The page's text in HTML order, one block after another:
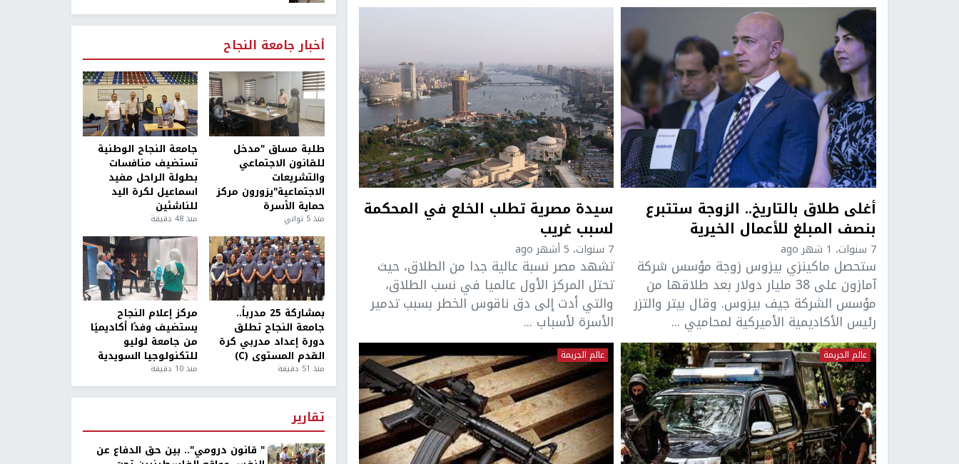
أغلى طلاق بالتاريخ.. الزوجة ستتبرع
بنصف المبلغ للأعمال الخيرية
7 سنوات، 1 شهر ago
ستحصل ماكينزي بيزوس زوجة مؤسس شركة
آمازون على 38 مليار دولار بعد طلاقها من
مؤسس الشركة جيف بيزوس. وقال بيتر والتزر
رئيس الأكاديمية الأميركية لمحاميي ...
سيدة مصرية تطلب الخلع في المحكمة
لسبب غريب
7 سنوات، 5 أشهر ago
تشهد مصر نسبة عالية جدا من الطلاق، حيث
تحتل المركز الأول عالميا في نسب الطلاق،
والتي أدت إلى دق ناقوس الخطر بسبب تدمير
الأسرة لأسباب ...
عالم الجريمة عالم الجريمة
أخبار جامعة النجاح
طلبة مساق "مدخل
للقانون الاجتماعي
والتشريعات
الاجتماعية"يزورون مركز
حماية الأسرة
منذ 5 ثواني
جامعة النجاح الوطنية
تستضيف منافسات
بطولة الراحل مفيد
اسماعيل لكرة اليد
للناشئين
منذ 48 دقيقة
بمشاركة 25 مدرباً..
جامعة النجاح تطلق
دورة إعداد مدربي كرة
القدم المستوى (C)
منذ 51 دقيقة
مركز إعلام النجاح
يستضيف وفدًا أكاديميًا
من جامعة لوليو
للتكنولوجيا السويدية
منذ 10 دقيقة
تقارير
" قانون درومي".. بين حق الدفاع عن